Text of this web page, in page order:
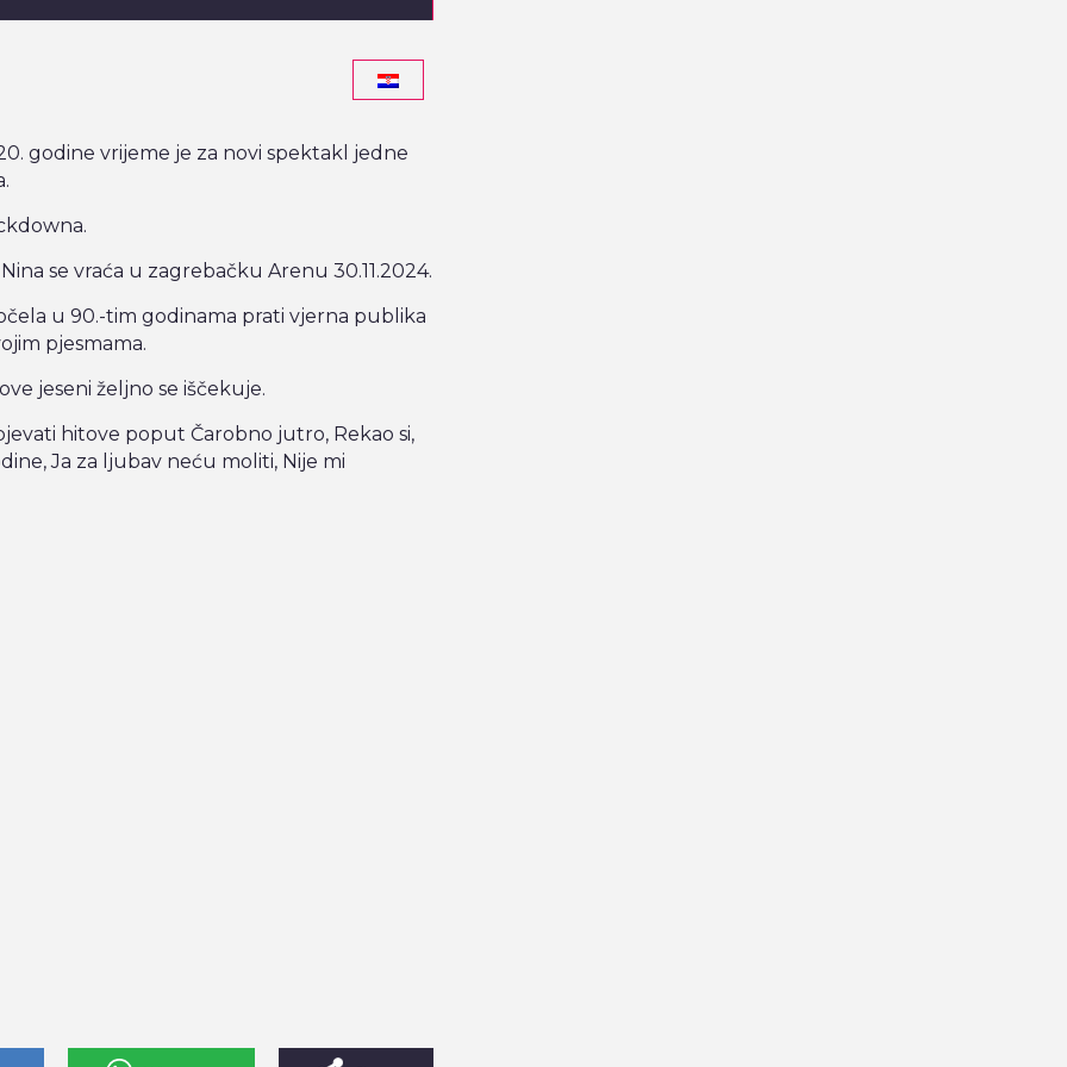
godine vrijeme je za novi spektakl jedne
se vraća u zagrebačku Arenu 30.11.2024.
u 90.-tim godinama prati vjerna publika
pjesmama.
jeseni željno se iščekuje.
hitove poput Čarobno jutro, Rekao si,
Ja za ljubav neću moliti, Nije mi